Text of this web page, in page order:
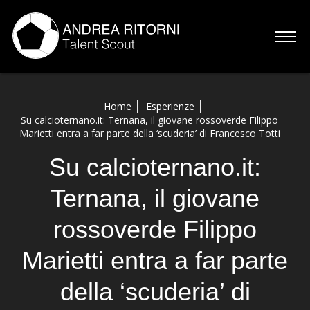
Chi sono
Esperienze
Contatti
Home
Esperienze
Su calcioternano.it: Ternana, il giovane rossoverde Filippo
Marietti entra a far parte della ‘scuderia’ di Francesco Totti
Su calcioternano.it:
Ternana, il giovane
rossoverde Filippo
Marietti entra a far parte
della ‘scuderia’ di